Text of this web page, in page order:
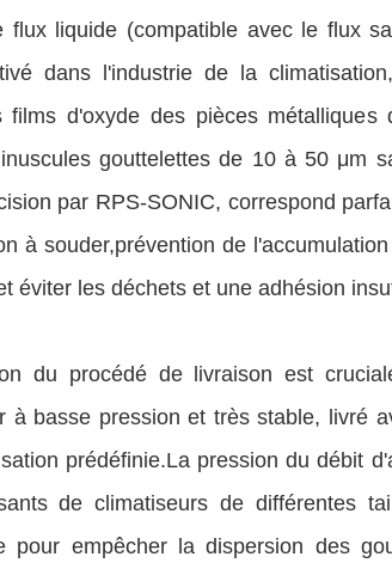
flux liquide (compatible avec le flux
dans l'industrie de la
films d'oxyde des pièces
gouttelettes de 10 à 50 μm
par RPS-SONIC, correspond
à souder,prévention de
éviter les déchets et une adhésion
du procédé de livraison est
à basse pression et très stable, livré
prédéfinie.La pression du débit
de climatiseurs de différentes
pour empêcher la dispersion des